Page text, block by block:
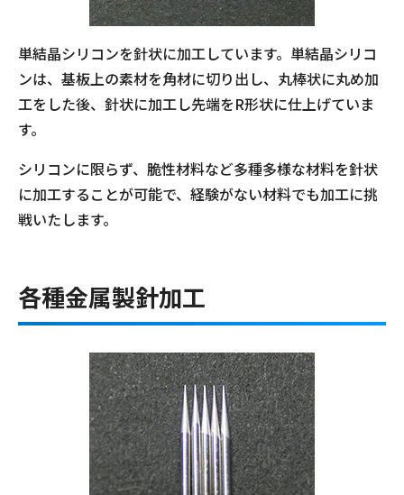
単結晶シリコンを針状に加工しています。単結晶シリコ
ンは、基板上の素材を角材に切り出し、丸棒状に丸め加
工をした後、針状に加工し先端をR形状に仕上げていま
す。
シリコンに限らず、脆性材料など多種多様な材料を針状
に加工することが可能で、経験がない材料でも加工に挑
戦いたします。
各種金属製針加工